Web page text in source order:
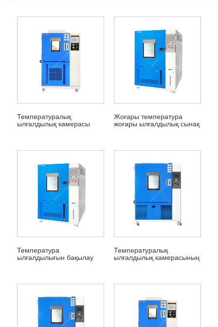
Температуралық
ылғалдылық камерасы
Жоғары температура
жоғары ылғалдылық сынақ
Температура
ылғалдылығын бақылау
Температуралық
ылғалдылық камерасының